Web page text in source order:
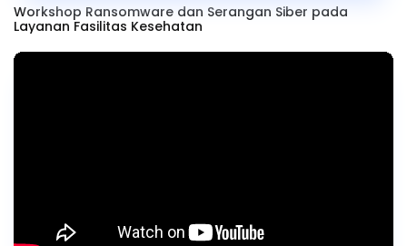
Workshop Ransomware dan Serangan Siber pada
Layanan Fasilitas Kesehatan